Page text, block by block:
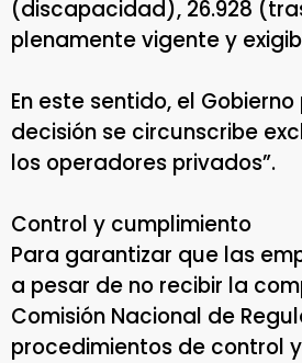
(discapacidad), 26.928
plenamente vigente y
En este sentido, el
decisión se circunscribe
los operadores privados”.
Control y cumplimiento
Para garantizar que las
a pesar de no recibir la
Comisión Nacional de
procedimientos de control